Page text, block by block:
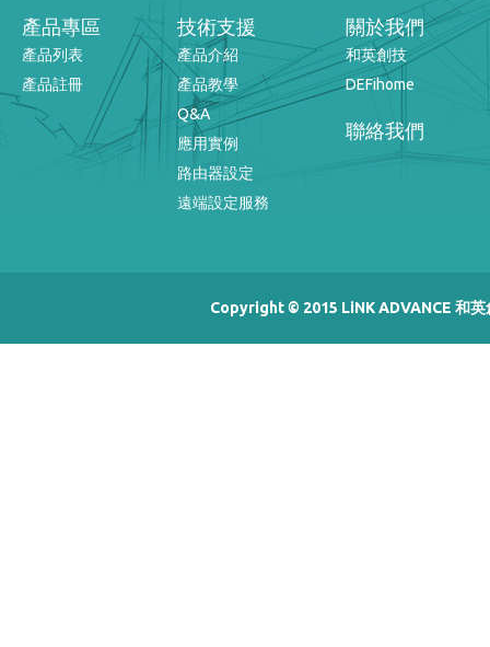
產品專區
產品列表
產品註冊
技術支援
產品介紹
產品教學
Q&A
應用實例
路由器設定
遠端設定服務
關於我們
和英創技
DEFihome
聯絡我們
Copyright © 2015 LiNK ADVANCE 和